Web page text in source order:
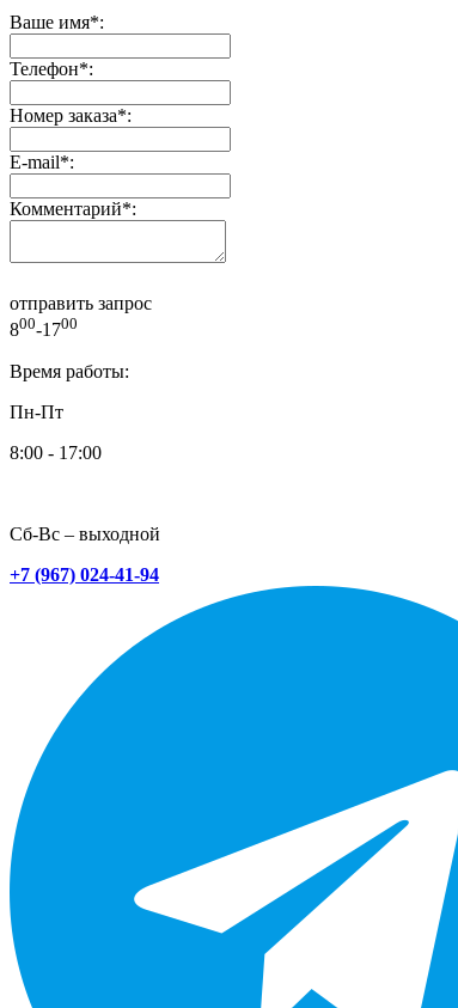
Ваше имя*:
Телефон*:
Номер заказа*:
E-mail*:
Комментарий*:
отправить запрос
800-1700
Время работы:
Пн-Пт
8:00 - 17:00
Сб-Вс – выходной
+7 (967) 024-41-94